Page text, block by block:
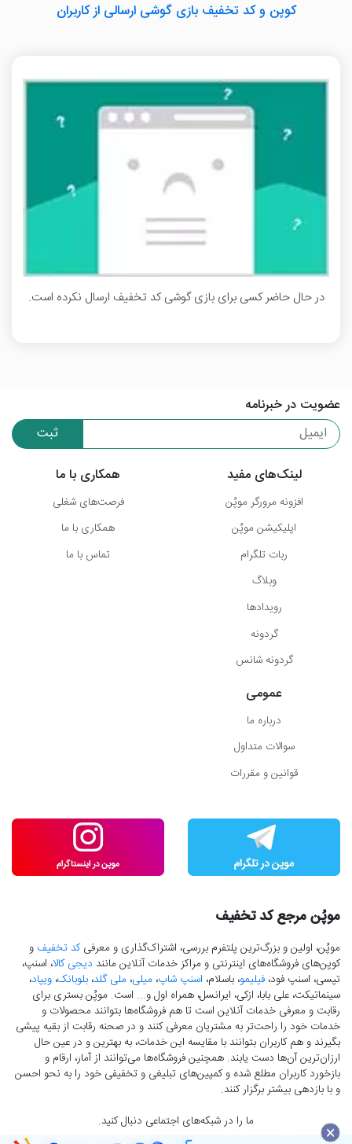
کوپن و کد تخفیف بازی گوشی ارسالی از کاربران
در حال حاضر کسی برای بازی گوشی کد تخفیف ارسال نکرده است.
عضویت در خبرنامه
ثبت
لینک‌های مفید
افزونه مرورگر موپُن
اپلیکیشن موپُن
ربات تلگرام
وبلاگ
رویدادها
گردونه
گردونه شانس
همکاری با ما
فرصت‌های شغلی
همکاری با ما
تماس با ما
عمومی
درباره ما
سوالات متداول
قوانین و مقررات
موپُن مرجع کد تخفیف
موپُن، اولین و بزرگ‌ترین پلتفرم بررسی، اشتراک‌گذاری و معرفیکد تخفیف و
کوپن‌های فروشگاه‌های اینترنتی و مراکز خدمات آنلاین مانند دیجی کالا، اسنپ،
تپسی، اسنپ فود، فیلیمو، باسلام، اسنپ شاپ، میلی، ملی گلد، بلوبانک، ویپاد،
سینماتیکت، علی بابا، ازکی، ایرانسل، همراه اول و... است. موپُن بستری برای
رقابت و معرفی خدمات آنلاین است تا هم فروشگاه‌ها بتوانند محصولات و
خدمات خود را راحت‌تر به مشتریان معرفی کنند و در صحنه رقابت از بقیه پیشی
بگیرند و هم کاربران بتوانند با مقایسه این خدمات، به بهترین و در عین حال
ارزان‌ترین آن‌ها دست‌ یابند. همچنین فروشگاه‌ها می‌توانند از آمار، ارقام و
بازخورد کاربران مطلع شده و کمپین‌های تبلیغی و تخفیفی خود را به نحو احسن
و با بازدهی بیشتر برگزار کنند.
ما را در شبکه‌های اجتماعی دنبال کنید.
×